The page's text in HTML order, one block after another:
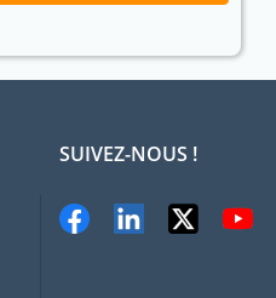
SUIVEZ-NOUS !